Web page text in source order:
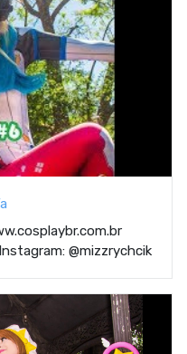
@mizzrychcik